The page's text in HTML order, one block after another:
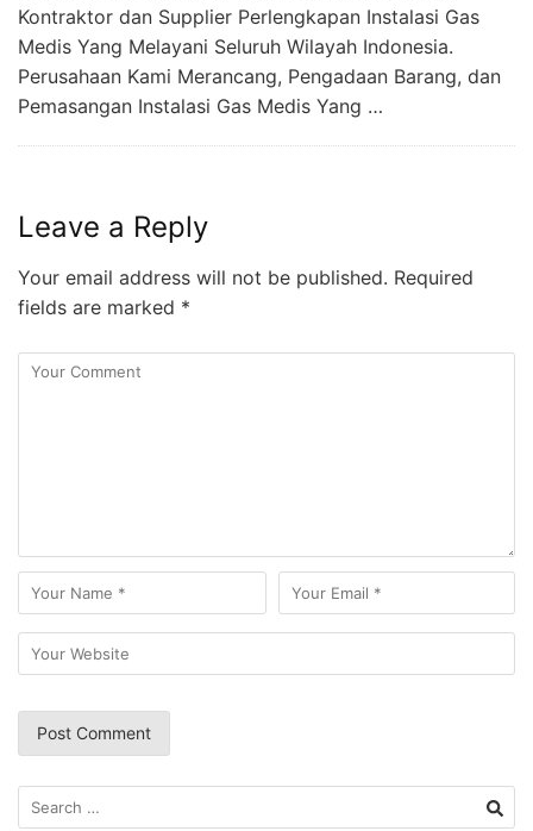
Kontraktor dan Supplier Perlengkapan Instalasi Gas
Medis Yang Melayani Seluruh Wilayah Indonesia.
Perusahaan Kami Merancang, Pengadaan Barang, dan
Pemasangan Instalasi Gas Medis Yang …
Leave a Reply
Your email address will not be published. Required
fields are marked *
Search
for: